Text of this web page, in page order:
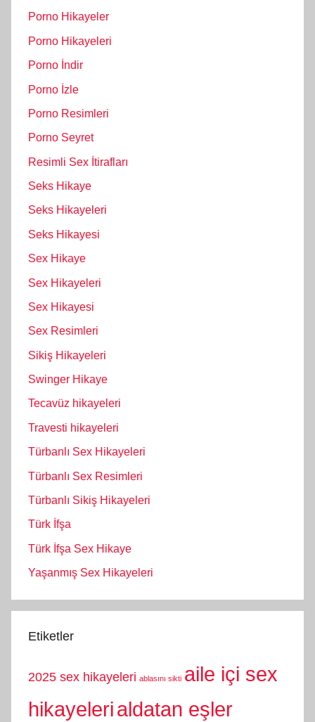
Porno Hikayeler
Porno Hikayeleri
Porno İndir
Porno İzle
Porno Resimleri
Porno Seyret
Resimli Sex İtirafları
Seks Hikaye
Seks Hikayeleri
Seks Hikayesi
Sex Hikaye
Sex Hikayeleri
Sex Hikayesi
Sex Resimleri
Sikiş Hikayeleri
Swinger Hikaye
Tecavüz hikayeleri
Travesti hikayeleri
Türbanlı Sex Hikayeleri
Türbanlı Sex Resimleri
Türbanlı Sikiş Hikayeleri
Türk İfşa
Türk İfşa Sex Hikaye
Yaşanmış Sex Hikayeleri
Etiketler
2025 sex hikayeleri ablasını sikti aile içi sex
hikayelerialdatan eşler